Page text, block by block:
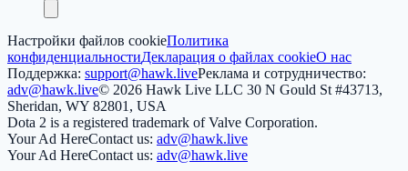
Настройки файлов cookieПолитика
конфиденциальностиДекларация о файлах cookieО нас
Поддержка: support@hawk.liveРеклама и сотрудничество:
adv@hawk.live© 2026 Hawk Live LLC 30 N Gould St #43713,
Sheridan, WY 82801, USA
Dota 2 is a registered trademark of Valve Corporation.
Your Ad HereContact us: adv@hawk.live
Your Ad HereContact us: adv@hawk.live